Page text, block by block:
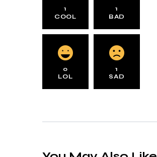
1
COOL
1
BAD
0
LOL
1
SAD